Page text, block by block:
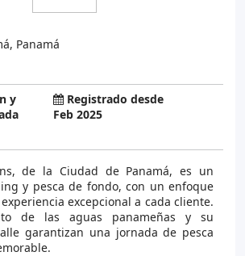
Panamá
y
Registrado desde
Feb 2025
de la Ciudad de Panamá, es un
y pesca de fondo, con un enfoque
excepcional a cada cliente.
de las aguas panameñas y su
garantizan una jornada de pesca